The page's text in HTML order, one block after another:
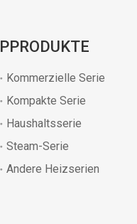
PPRODUKTE
Kommerzielle Serie
Kompakte Serie
Haushaltsserie
Steam-Serie
Andere Heizserien